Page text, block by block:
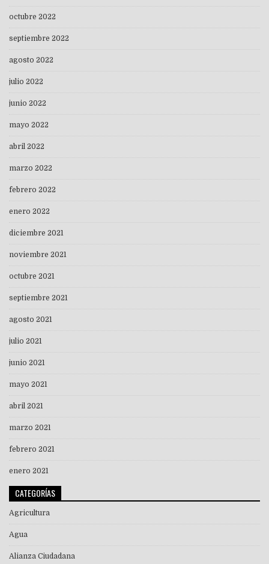
octubre 2022
septiembre 2022
agosto 2022
julio 2022
junio 2022
mayo 2022
abril 2022
marzo 2022
febrero 2022
enero 2022
diciembre 2021
noviembre 2021
octubre 2021
septiembre 2021
agosto 2021
julio 2021
junio 2021
mayo 2021
abril 2021
marzo 2021
febrero 2021
enero 2021
CATEGORÍAS
Agricultura
Agua
Alianza Ciudadana